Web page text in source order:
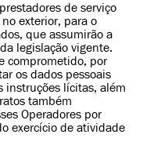
de serviço
exterior, para o
que assumirão a
legislação vigente.
comprometido, por
os dados pessoais
instruções lícitas, além
também
Operadores por
exercício de atividade